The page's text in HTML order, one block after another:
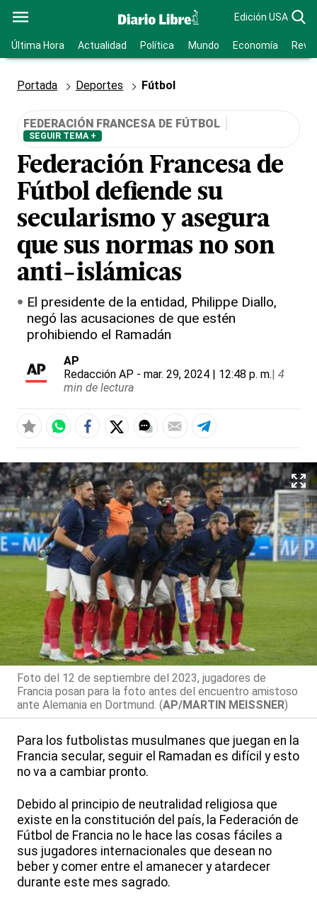
Edición USA
Última Hora Actualidad Política Mundo Economía
Portada Deportes Fútbol
FEDERACIÓN FRANCESA DE FÚTBOL
SEGUIR TEMA +
Federación Francesa de
Fútbol defiende su
secularismo y asegura
que sus normas no son
anti-islámicas
El presidente de la entidad, Philippe Diallo,
negó las acusaciones de que estén
prohibiendo el Ramadán
AP
Redacción AP - mar. 29, 2024 | 12:48 p. m.| 4
min de lectura
Foto del 12 de septiembre del 2023, jugadores de
Francia posan para la foto antes del encuentro amistoso
ante Alemania en Dortmund. (AP/MARTIN MEISSNER)
Para los futbolistas musulmanes que juegan en la
Francia secular, seguir el Ramadan es difícil y esto
no va a cambiar pronto.
Debido al principio de neutralidad religiosa que
existe en la constitución del país, la Federación de
Fútbol de Francia no le hace las cosas fáciles a
sus jugadores internacionales que desean no
beber y comer entre el amanecer y atardecer
durante este mes sagrado.